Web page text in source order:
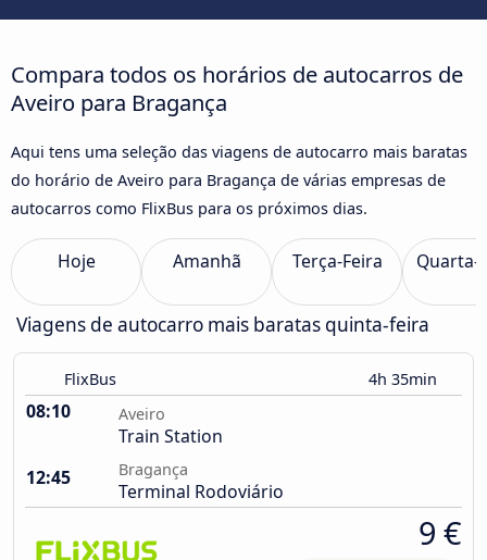
Compara todos os horários de autocarros de
Aveiro para Bragança
Aqui tens uma seleção das viagens de autocarro mais baratas
do horário de Aveiro para Bragança de várias empresas de
autocarros como FlixBus para os próximos dias.
Hoje Amanhã Terça-Feira Quarta-
Viagens de autocarro mais baratas quinta-feira
FlixBus 4h 35min
08:10 Aveiro
Train Station
12:45
Bragança
Terminal Rodoviário
9 €